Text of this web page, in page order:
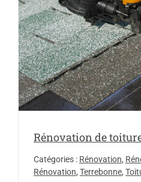
Rénovation de
Catégories : Rénovation,
Rénovation, Terrebonne,